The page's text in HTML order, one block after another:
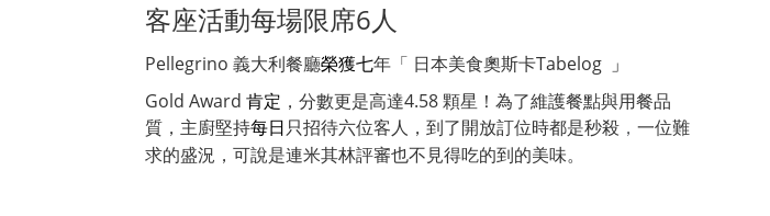
客座活動每場限席6人
Pellegrino 義大利餐廳榮獲七年「 日本美食奧斯卡Tabelog 」
Gold Award 肯定 ，分數更是高達4.58 顆星！為了維護餐點與用餐品
質，主廚堅持每日只招待六位客人，到了開放訂位時都是秒殺 ， 一位難
求的盛況，可說是連米其林評審也不見得吃的到的美味。